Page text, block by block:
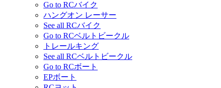
Go to RCバイク
ハングオン レーサー
See all RCバイク
Go to RCベルトビークル
トレールキング
See all RCベルトビークル
Go to RCボート
EPボート